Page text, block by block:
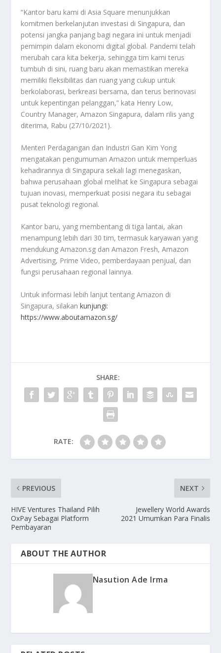
“Kantor baru kami di Asia Square menunjukkan
komitmen berkelanjutan investasi di Singapura, dan
potensi jangka panjang bagi negara ini untuk menjadi
pemimpin dalam ekonomi digital global. Pandemi telah
merubah cara kita bekerja, sehingga tim kami terus
tumbuh di sini, ruang baru akan memastikan mereka
memiliki fleksibilitas dan ruang yang cukup untuk
berkolaborasi, berkreasi bersama, dan terus berinovasi
untuk kepentingan pelanggan,” kata Henry Low,
Country Manager, Amazon Singapura, dalam rilis yang
diterima, Rabu (27/10/2021).
Menteri Perdagangan dan Industri Gan Kim Yong
mengatakan pengumuman Amazon untuk memperluas
kehadirannya di Singapura sekali lagi menegaskan,
bahwa perusahaan global melihat ke Singapura sebagai
tujuan inovasi, memperkuat posisi negara itu sebagai
pusat teknologi regional.
Kantor baru, yang membentang di tiga lantai, akan
menampung lebih dari 30 tim, termasuk karyawan yang
mendukung Amazon.sg dan Amazon Fresh, Amazon
Advertising, Prime Video, pemberdayaan penjual, dan
fungsi perusahaan regional lainnya.
Untuk informasi lebih lanjut tentang Amazon di
Singapura, silakankunjungi:
https://www.aboutamazon.sg/
SHARE:
RATE:
PREVIOUS
HIVE Ventures Thailand Pilih
OxPay Sebagai Platform
Pembayaran
NEXT
Jewellery World Awards
2021 Umumkan Para Finalis
ABOUT THE AUTHOR
Nasution Ade Irma